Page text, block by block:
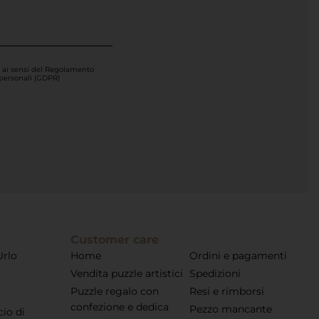
sensi del Regolamento
(GDPR)
di
Customer care
Home
Vendita puzzle artistici
Puzzle regalo con
confezione e dedica
Ordini e pagamenti
Spedizioni
Resi e rimborsi
Pezzo mancante